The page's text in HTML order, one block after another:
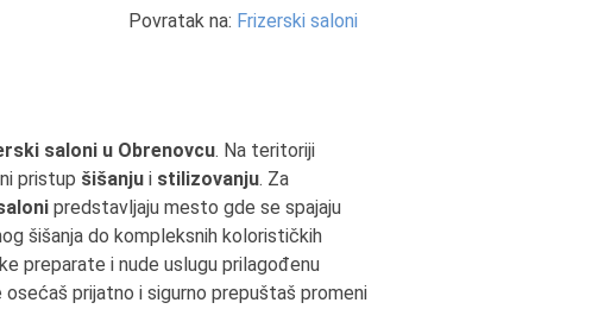
Povratak na: Frizerski saloni
saloni u Obrenovcu. Na teritoriji
pristup šišanju i stilizovanju. Za
predstavljaju mesto gde se spajaju
šišanja do kompleksnih kolorističkih
preparate i nude uslugu prilagođenu
prijatno i sigurno prepuštaš promeni